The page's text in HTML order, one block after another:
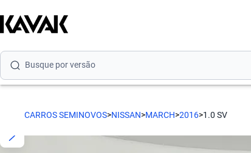
Busque por ano
Busque por modelo
CARROS SEMINOVOS>NISSAN>MARCH>2016>1.0 SV